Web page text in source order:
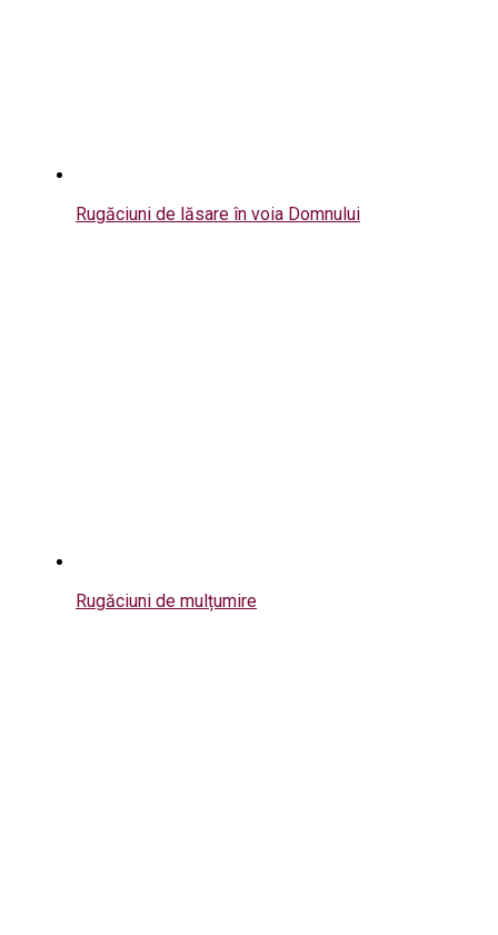
Rugăciuni de lăsare în voia Domnului
Rugăciuni de mulțumire